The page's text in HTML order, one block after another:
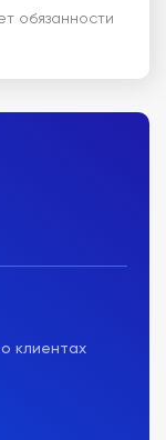
обязанности
клиентах